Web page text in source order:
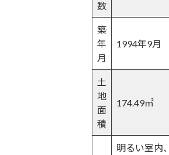
数
築
年
月
1994年9月
土
地
面
積
174.49㎡
明るい室内